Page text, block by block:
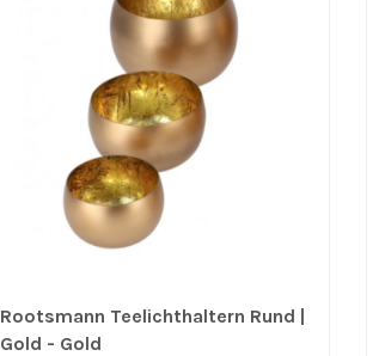
Rootsmann Teelichthaltern Rund |
Gold - Gold